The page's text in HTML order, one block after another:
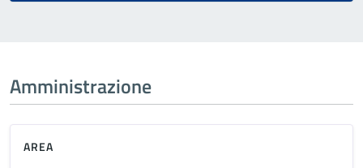
Amministrazione
AREA